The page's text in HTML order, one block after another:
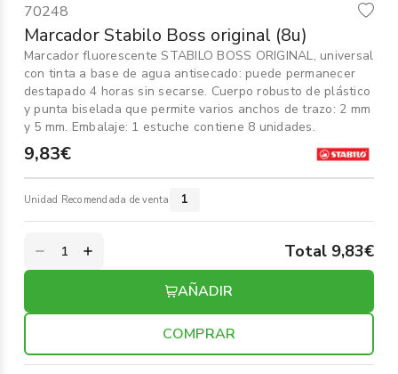
Servicios generales
Seguridad
Material Escolar ›
70248
Marcador Stabilo Boss original (8u)
Marcador fluorescente STABILO BOSS ORIGINAL, universal
con tinta a base de agua antisecado: puede permanecer
destapado 4 horas sin secarse. Cuerpo robusto de plástico
y punta biselada que permite varios anchos de trazo: 2 mm
y 5 mm. Embalaje: 1 estuche contiene 8 unidades.
9,83€
Unidad Recomendada de venta 1
Total 9,83€
AÑADIR
COMPRAR